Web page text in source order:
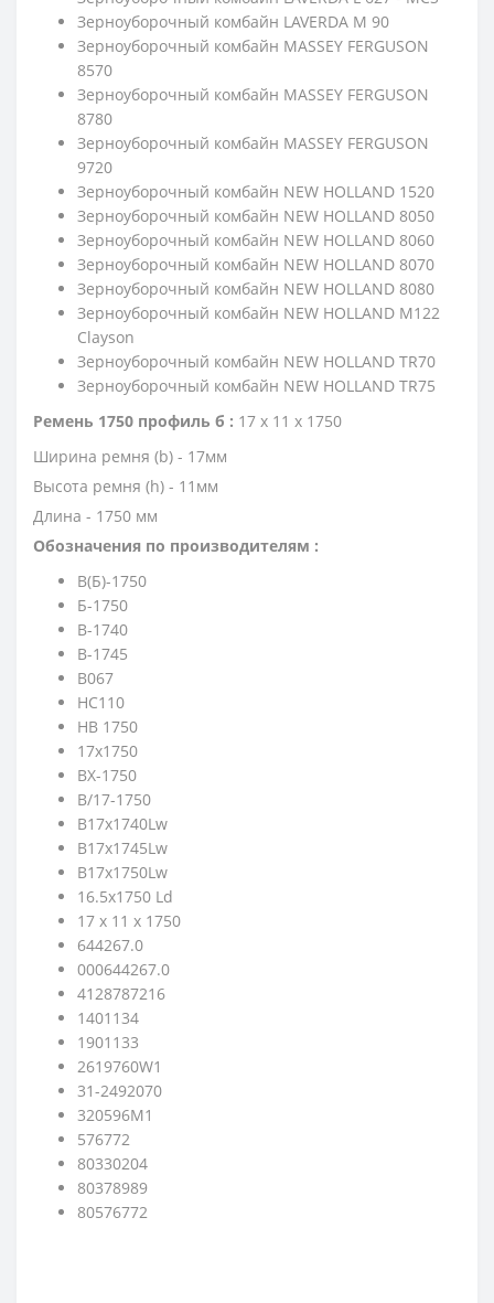
Зерноуборочный комбайн LAVERDA M 90
Зерноуборочный комбайн MASSEY FERGUSON
8570
Зерноуборочный комбайн MASSEY FERGUSON
8780
Зерноуборочный комбайн MASSEY FERGUSON
9720
Зерноуборочный комбайн NEW HOLLAND 1520
Зерноуборочный комбайн NEW HOLLAND 8050
Зерноуборочный комбайн NEW HOLLAND 8060
Зерноуборочный комбайн NEW HOLLAND 8070
Зерноуборочный комбайн NEW HOLLAND 8080
Зерноуборочный комбайн NEW HOLLAND M122
Clayson
Зерноуборочный комбайн NEW HOLLAND TR70
Зерноуборочный комбайн NEW HOLLAND TR75
Ремень 1750 профиль б : 17 х 11 х 1750
Ширина ремня (b) - 17мм
Высота ремня (h) - 11мм
Длина - 1750 мм
Обозначения по производителям :
B(Б)-1750
Б-1750
B-1740
B-1745
B067
HC110
HB 1750
17х1750
BX-1750
B/17-1750
B17x1740Lw
B17x1745Lw
B17x1750Lw
16.5х1750 Ld
17 x 11 x 1750
644267.0
000644267.0
4128787216
1401134
1901133
2619760W1
31-2492070
320596M1
576772
80330204
80378989
80576772